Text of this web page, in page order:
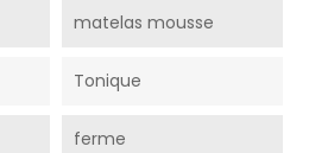
matelas mousse
Tonique
ferme